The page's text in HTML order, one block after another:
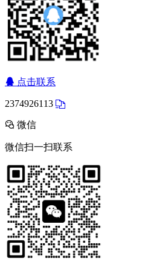
点击联系
2374926113
微信
微信扫一扫联系